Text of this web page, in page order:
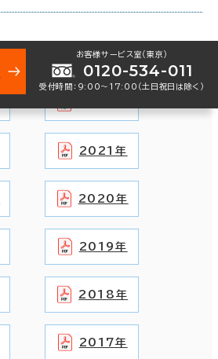
2023年
2021年
2020年
2019年
2018年
2017年
お客様サービス室（東京）
0120-534-011
受付時間：9:00〜17:00（土日祝日は除く）